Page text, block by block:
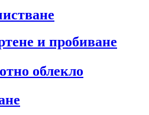
и пробиване
облекло